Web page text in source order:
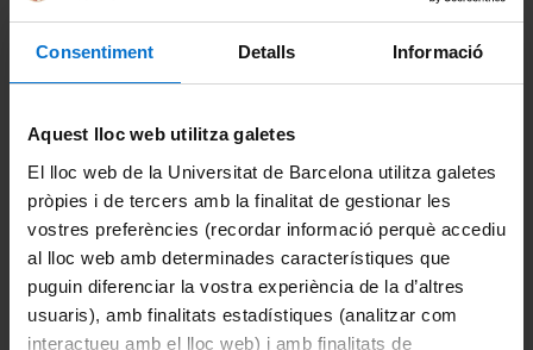
Consentiment Detalls Informació
Aquest lloc web utilitza galetes
El lloc web de la Universitat de Barcelona utilitza galetes
pròpies i de tercers amb la finalitat de gestionar les
vostres preferències (recordar informació perquè accediu
al lloc web amb determinades característiques que
puguin diferenciar la vostra experiència de la d’altres
usuaris), amb finalitats estadístiques (analitzar com
interactueu amb el lloc web) i amb finalitats de
hospitals: Clínic de Barcelona, Moisés
Broggi i Sagrat Cor)
Mompó
5è
al l'Hospital Clínic de Barcelona)
Oncologia mèdica i radioteràpia (361468)
(Pràctiques clíniques al l'Hospital Clínic de
Barcelona)
Pere Gascon
Malalties del sistema renal i aparell genital
masculí (361453)(Pràctiques clíniques als
hospitals: Clínic de Barcelona i Sagrat Cor)
Esteban Poch
López de Briñas
Malalties infeccioses (361452)(Pràctiques